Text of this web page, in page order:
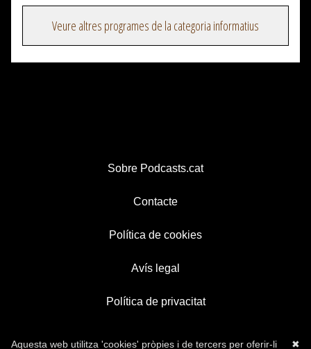
Veure altres programes de la categoria informatius
Sobre Podcasts.cat
Contacte
Política de cookies
Avís legal
Política de privacitat
✖
Aquesta web utilitza 'cookies' pròpies i de tercers per oferir-li